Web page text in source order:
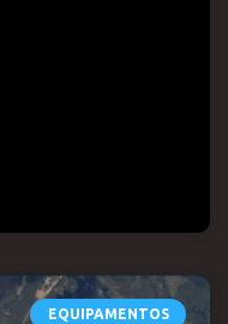
EQUIPAMENTOS